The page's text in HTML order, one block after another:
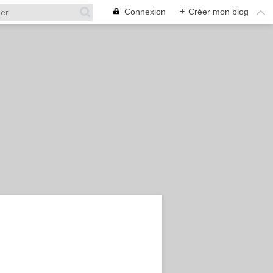
Connexion + Créer mon blog